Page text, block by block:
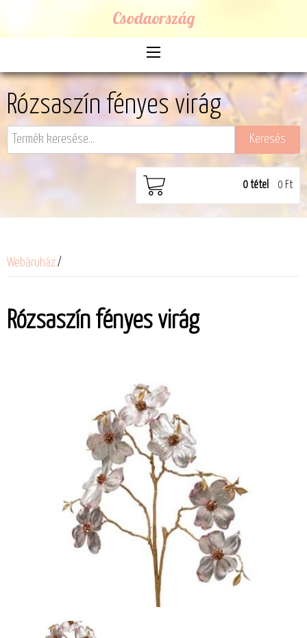
Csodaország
Rózsaszín fényes virág
0tétel 0 Ft
Webáruház/
Rózsaszín fényes virág